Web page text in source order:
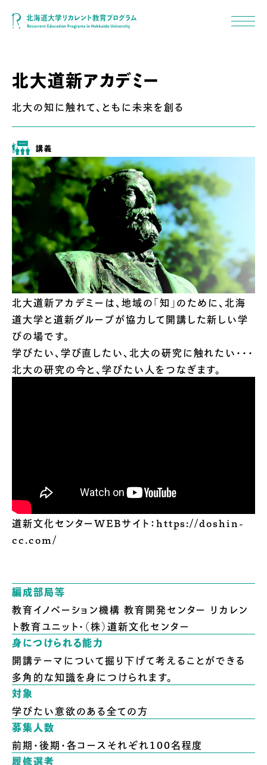
北大道新アカデミー
北大の知に触れて、ともに未来を創る
講義
北大道新アカデミーは、地域の「知」のために、北海
道大学と道新グループが協力して開講した新しい学
びの場です。
学びたい、学び直したい、北大の研究に触れたい･･･
北大の研究の今と、学びたい人をつなぎます。
道新文化センターWEBサイト：https://doshin-
cc.com/
編成部局等
教育イノベーション機構 教育開発センター リカレン
ト教育ユニット・（株）道新文化センター
身につけられる能力
開講テーマについて掘り下げて考えることができる
多角的な知識を身につけられます。
対象
学びたい意欲のある全ての方
募集人数
前期・後期・各コースそれぞれ100名程度
履修選考